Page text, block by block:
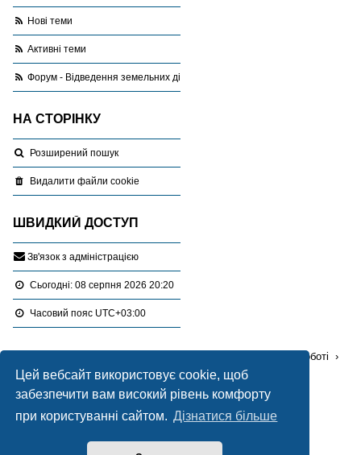
Цей вебсайт використовує cookie, щоб
забезпечити вам високий рівень комфорту
при користуванні сайтом. Дізнатися більше
Нові теми
Активні теми
Форум - Відведення земельних ділянок
НА СТОРІНКУ
Розширений пошук
Видалити файли cookie
ШВИДКИЙ ДОСТУП
Зв'язок з адміністрацією
Сьогодні: 08 серпня 2026 20:20
Часовий пояс UTC+03:00
Проблемні питання в роботі
Відведення земельних ділянок
Працює наphpBB® Forum Software © phpBB Limited